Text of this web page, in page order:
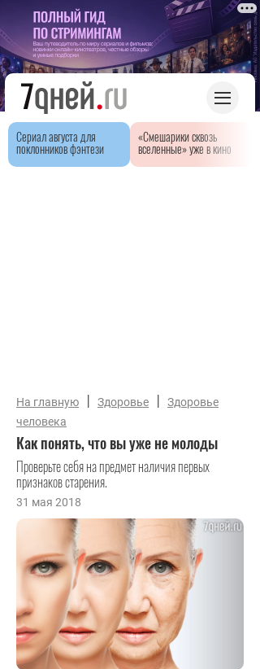
Сериал августа для
поклонников фэнтези
«Смешарики сквозь
вселенные» уже в кино
На главную | Здоровье |
Здоровье
человека
Как понять, что вы уже не молоды
Проверьте себя на предмет наличия первых
признаков старения.
31 мая 2018